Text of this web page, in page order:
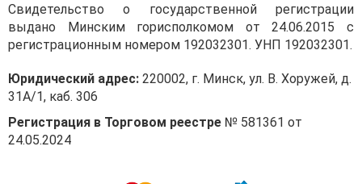
Свидетельство о государственной регистрации
выдано Минским горисполкомом от 24.06.2015 с
регистрационным номером 192032301. УНП 192032301.
Юридический адрес: 220002, г. Минск, ул. В. Хоружей, д.
31А/1, каб. 306
Регистрация в Торговом реестре № 581361 от
24.05.2024